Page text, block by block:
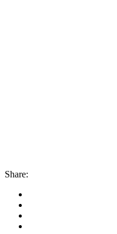
Share: